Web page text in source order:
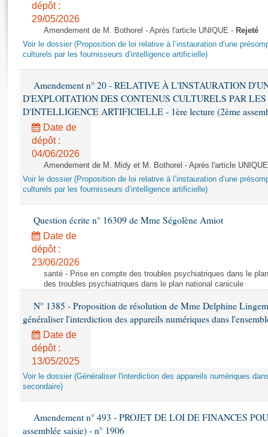
Rapports d'information
Rapports d'enquête
Rapports législatifs
Baromètre de l’application des lois
Dossiers législatifs
Budget et sécurité sociale
Questions écrites et orales
Comptes rendus des débats
Anciennes législatures
Liens vers les sites publics
dépôt :
29/05/2026
Amendement de M. Bothorel - Après l'article UNIQUE - Rejeté
Voir le dossier (Proposition de loi relative à l’instauration d’une
culturels par les fournisseurs d’intelligence artificielle)
Amendement n° 20 - RELATIVE À L'INSTAURATION
D'EXPLOITATION DES CONTENUS CULTURELS PAR LES
D'INTELLIGENCE ARTIFICIELLE - 1ère lecture (2ème
Date de
dépôt :
04/06/2026
Amendement de M. Midy et M. Bothorel - Après l'article
Voir le dossier (Proposition de loi relative à l’instauration d’une
culturels par les fournisseurs d’intelligence artificielle)
Question écrite n° 16309 de Mme Ségolène Amiot
Date de
dépôt :
23/06/2026
santé - Prise en compte des troubles psychiatriques dans le
des troubles psychiatriques dans le plan national canicule
N° 1385 - Proposition de résolution de Mme Delphine
généraliser l'interdiction des appareils numériques dans
Date de
dépôt :
13/05/2025
Voir le dossier (Généraliser l'interdiction des appareils numériques
secondaire)
Amendement n° 493 - PROJET DE LOI DE FINANCES
assemblée saisie) - n° 1906